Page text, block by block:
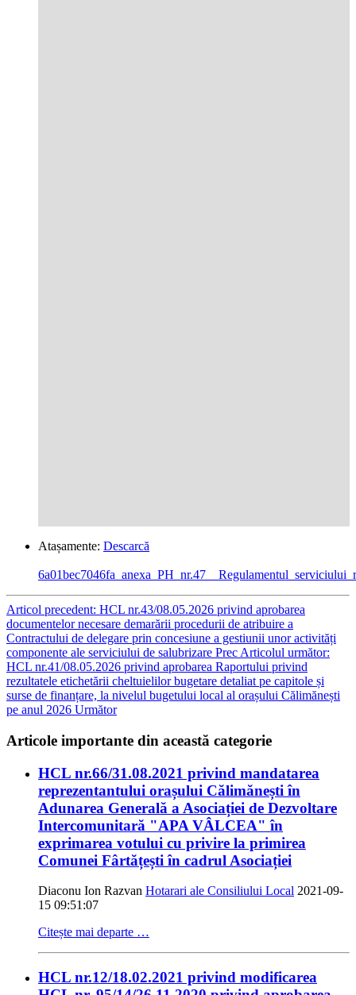
Atașamente: Descarcă
Articol precedent: HCL nr.43/08.05.2026 privind aprobarea
documentelor necesare demarării procedurii de atribuire a
Contractului de delegare prin concesiune a gestiunii unor activități
componente ale serviciului de salubrizare Prec Articolul următor:
HCL nr.41/08.05.2026 privind aprobarea Raportului privind
rezultatele etichetării cheltuielilor bugetare detaliat pe capitole și
surse de finanțare, la nivelul bugetului local al orașului Călimănești
pe anul 2026 Următor
Articole importante din această categorie
HCL nr.66/31.08.2021 privind mandatarea
reprezentantului orașului Călimănești în
Adunarea Generală a Asociației de Dezvoltare
Intercomunitară "APA VÂLCEA" în
exprimarea votului cu privire la primirea
Comunei Fârtățești în cadrul Asociației
Diaconu Ion Razvan Hotarari ale Consiliului Local 2021-09-
15 09:51:07
Citește mai departe …
HCL nr.12/18.02.2021 privind modificarea